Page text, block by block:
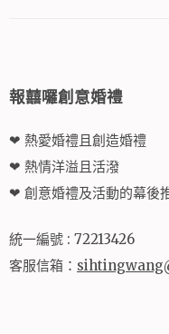
報囍囉創意婚禮
❤ 熱愛婚禮且創造婚禮
❤ 熱情洋溢且活潑
❤ 創意婚禮及活動的幕後
統一編號 : 72213426
客服信箱：